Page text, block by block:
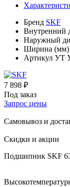
Бренд SKF
Внутренний
Наружный
Ширина (мм)
Артикул УТ
7 898 ₽
Под заказ
Запрос цены
Самовывоз и
Скидки и акции
Подшипник SKF